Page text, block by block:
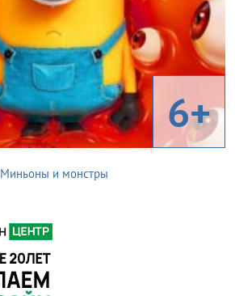
6+
Миньоны и монстры